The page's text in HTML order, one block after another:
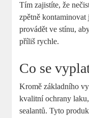
Tím zajistíte, že
zpětně
provádět ve stínu,
příliš rychle.
Co se
Kromě základního
kvalitní ochrany
sealantů. Tyto